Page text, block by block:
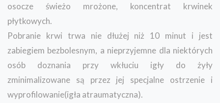
osocze świeżo mrożone, koncentrat krwinek
płytkowych.
Pobranie krwi trwa nie dłużej niż 10 minut i jest
zabiegiem bezbolesnym, a nieprzyjemne dla niektórych
osób doznania przy wkłuciu igły do żyły
zminimalizowane są przez jej specjalne ostrzenie i
wyprofilowanie(igła atraumatyczna).